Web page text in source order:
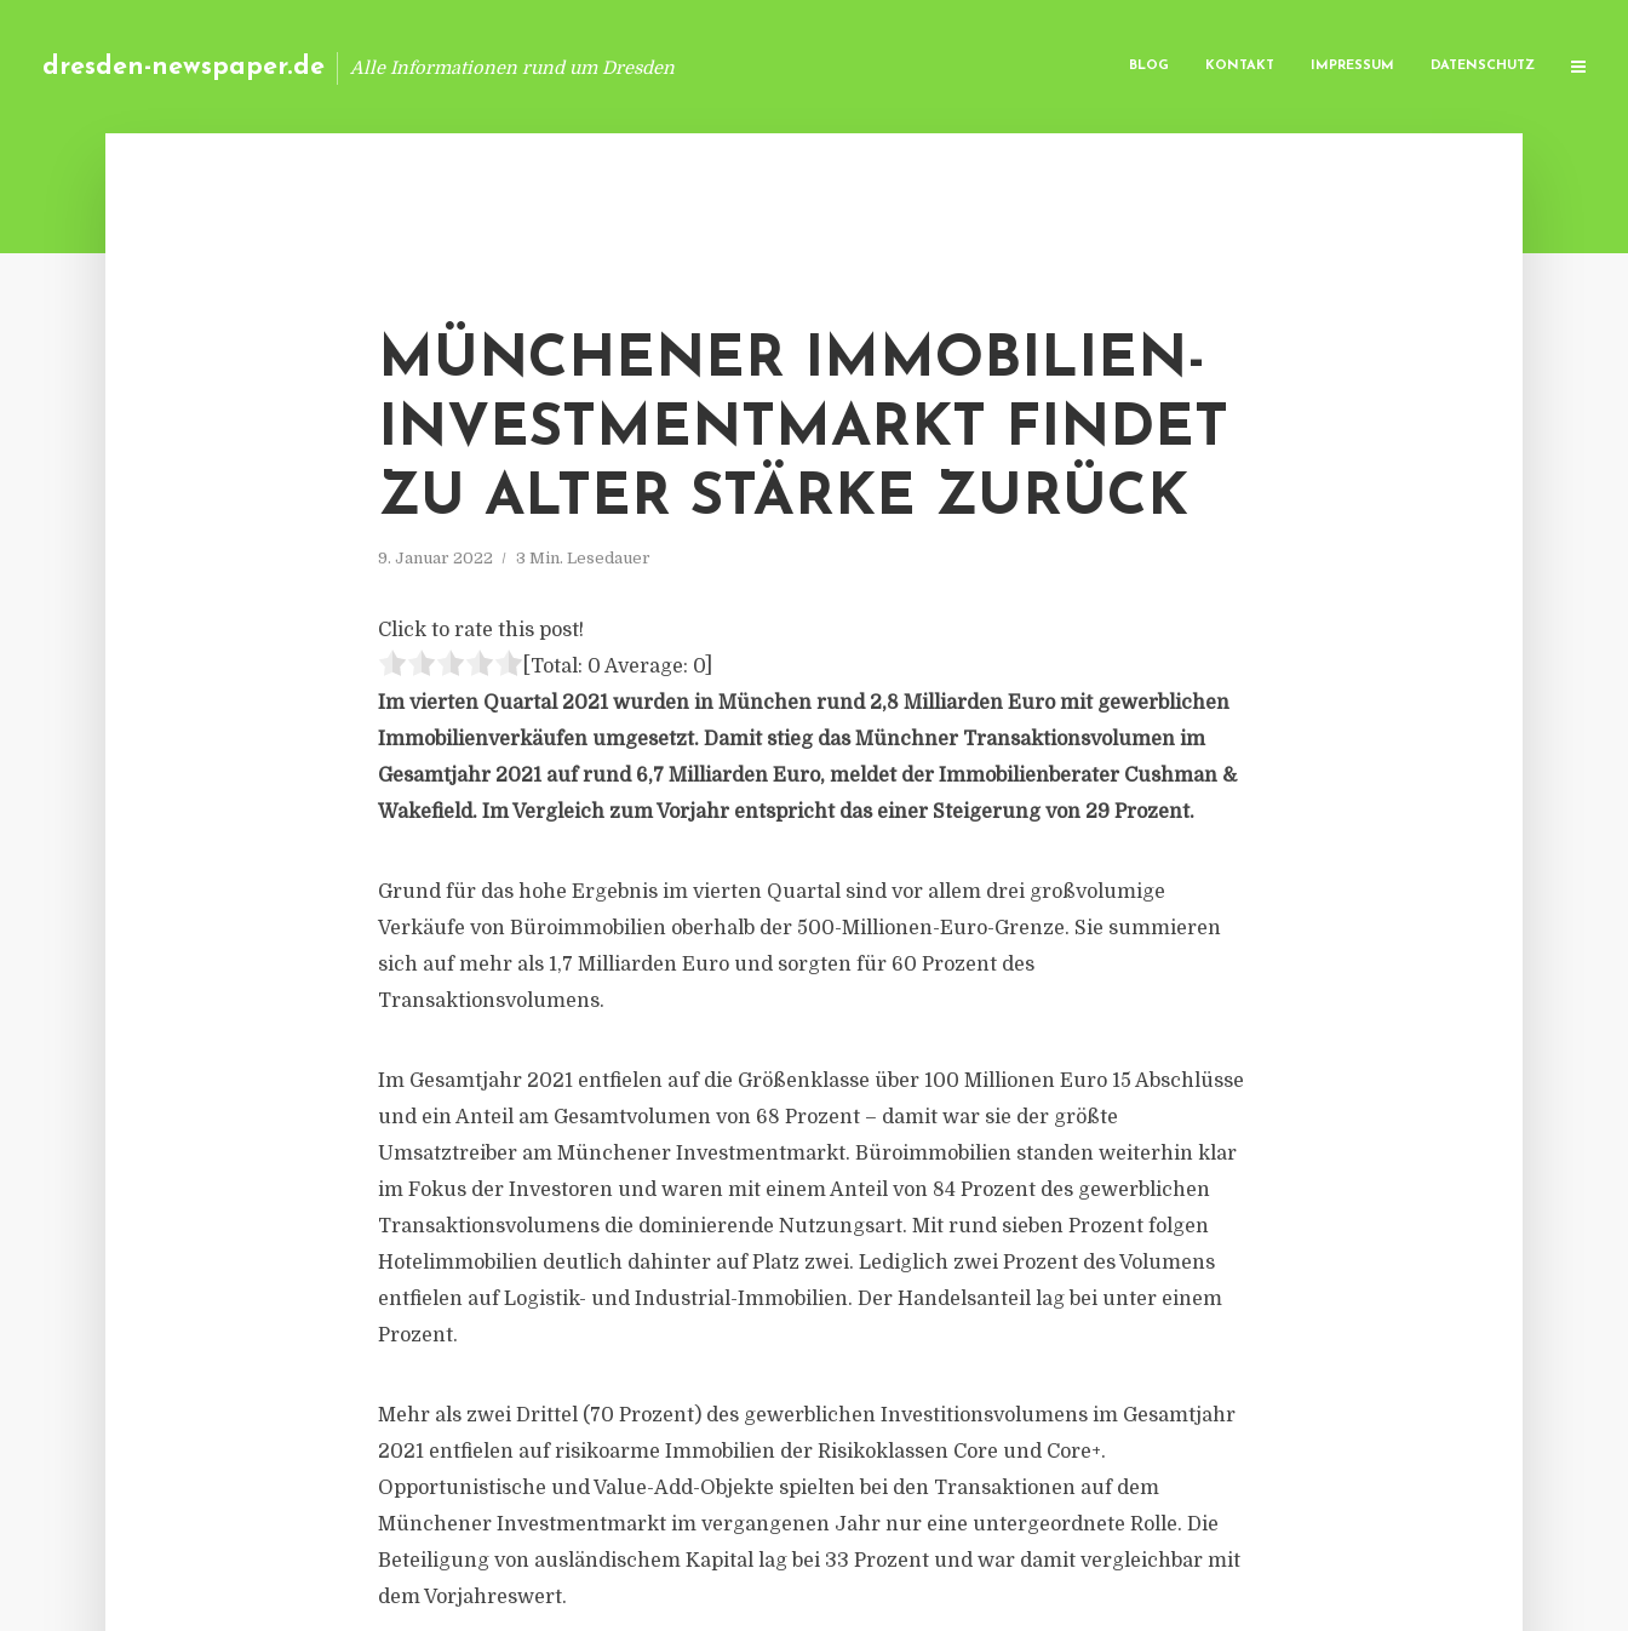
dresden-newspaper.de Alle Informationen rund um Dresden BLOG KONTAKT IMPRESSUM DATENSCHUTZ
MÜNCHENER IMMOBILIEN-
INVESTMENTMARKT FINDET
ZU ALTER STÄRKE ZURÜCK
9. Januar 2022 3 Min. Lesedauer
Click to rate this post!
[Total: 0 Average: 0
Im vierten Quartal 2021 wurden in München rund 2,8 Milliarden Euro mit gewerblichen
Immobilienverkäufen umgesetzt. Damit stieg das Münchner Transaktionsvolumen im
Gesamtjahr 2021 auf rund 6,7 Milliarden Euro, meldet der Immobilienberater Cushman &
Wakefield. Im Vergleich zum Vorjahr entspricht das einer Steigerung von 29 Prozent.
Grund für das hohe Ergebnis im vierten Quartal sind vor allem drei großvolumige
Verkäufe von Büroimmobilien oberhalb der 500-Millionen-Euro-Grenze. Sie summieren
sich auf mehr als 1,7 Milliarden Euro und sorgten für 60 Prozent des
Transaktionsvolumens.
Im Gesamtjahr 2021 entfielen auf die Größenklasse über 100 Millionen Euro 15 Abschlüsse
und ein Anteil am Gesamtvolumen von 68 Prozent – damit war sie der größte
Umsatztreiber am Münchener Investmentmarkt. Büroimmobilien standen weiterhin klar
im Fokus der Investoren und waren mit einem Anteil von 84 Prozent des gewerblichen
Transaktionsvolumens die dominierende Nutzungsart. Mit rund sieben Prozent folgen
Hotelimmobilien deutlich dahinter auf Platz zwei. Lediglich zwei Prozent des Volumens
entfielen auf Logistik- und Industrial-Immobilien. Der Handelsanteil lag bei unter einem
Prozent.
Mehr als zwei Drittel (70 Prozent) des gewerblichen Investitionsvolumens im Gesamtjahr
2021 entfielen auf risikoarme Immobilien der Risikoklassen Core und Core+.
Opportunistische und Value-Add-Objekte spielten bei den Transaktionen auf dem
Münchener Investmentmarkt im vergangenen Jahr nur eine untergeordnete Rolle. Die
Beteiligung von ausländischem Kapital lag bei 33 Prozent und war damit vergleichbar mit
dem Vorjahreswert.